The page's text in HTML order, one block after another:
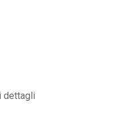
dettagli